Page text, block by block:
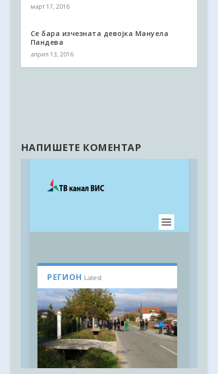
март 17, 2016
Се бара изчезната девојка Мануела
Пандева
април 13, 2016
НАПИШЕТЕ КОМЕНТАР